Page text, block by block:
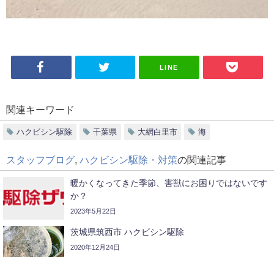
LINE
関連キーワード
ハクビシン駆除 千葉県 大網白里市 海
スタッフブログ ハクビシン駆除・対策の関連記事
暖かくなってきた季節、害獣にお困りではないです
か？
2023年5月22日
茨城県筑西市 ハクビシン駆除
2020年12月24日